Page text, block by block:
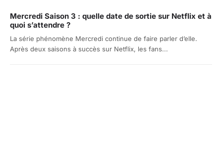
Mercredi Saison 3 : quelle date de sortie sur Netflix et à
quoi s’attendre ?
La série phénomène Mercredi continue de faire parler d’elle.
Après deux saisons à succès sur Netflix, les fans...